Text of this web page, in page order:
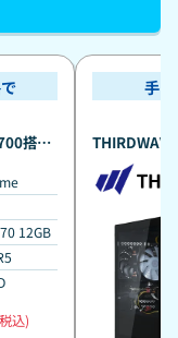
搭載
12GB
込)
手
載 真夏の
Java ＆
Pass同梱版